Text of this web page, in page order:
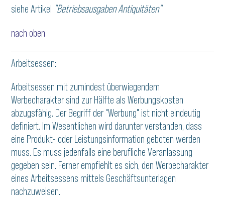
siehe Artikel "Betriebsausgaben Antiquitäten"
nach oben
Arbeitsessen:
Arbeitsessen mit zumindest überwiegendem
Werbecharakter sind zur Hälfte als Werbungskosten
abzugsfähig. Der Begriff der "Werbung" ist nicht eindeutig
definiert. Im Wesentlichen wird darunter verstanden, dass
eine Produkt- oder Leistungsinformation geboten werden
muss. Es muss jedenfalls eine berufliche Veranlassung
gegeben sein. Ferner empfiehlt es sich, den Werbecharakter
eines Arbeitsessens mittels Geschäftsunterlagen
nachzuweisen.